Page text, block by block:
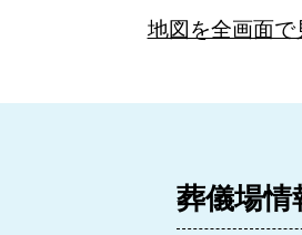
地図を全画面で
葬儀場情